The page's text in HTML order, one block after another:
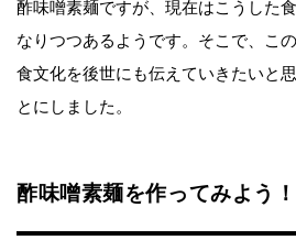
酢味噌素麺ですが、現在はこうした
なりつつあるようです。そこで、こ
食文化を後世にも伝えていきたいと
とにしました。
酢味噌素麺を作ってみよう！